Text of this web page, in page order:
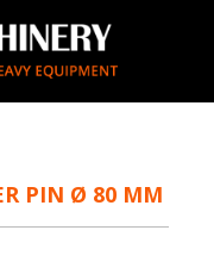
PIN Ø 80 MM